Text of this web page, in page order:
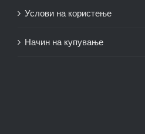
Услови на користење
Начин на купување